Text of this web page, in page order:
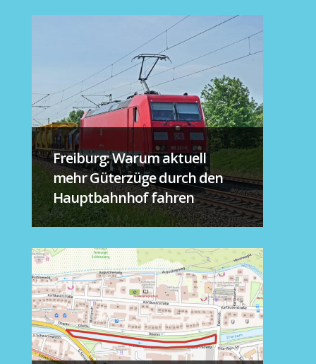
Freiburg: Warum aktuell
mehr Güterzüge durch den
Hauptbahnhof fahren